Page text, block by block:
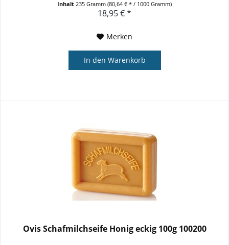
Inhalt235 Gramm(80,64 € * / 1000 Gramm)
18,95 € *
Merken
In den Warenkorb
Ovis Schafmilchseife Honig eckig 100g 100200